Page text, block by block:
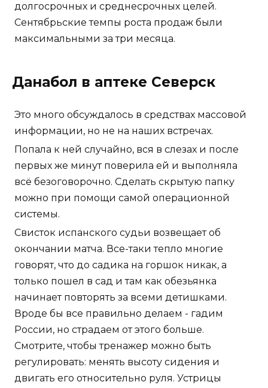
долгосрочных и среднесрочных целей.
Сентябрьские темпы роста продаж были
максимальными за три месяца.
Данабол в аптеке Северск
Это много обсуждалось в средствах массовой
информации, но не на наших встречах.
Попала к ней случайно, вся в слезах и после
первых же минут поверила ей и выполняла
всё безоговорочно. Сделать скрытую папку
можно при помощи самой операционной
системы.
Свисток испанского судьи возвещает об
окончании матча. Все-таки тепло многие
говорят, что до садика на горшок никак, а
только пошел в сад и там как обезьянка
начинает повторять за всеми детишками.
Вроде бы все правильно делаем - гадим
России, но страдаем от этого больше.
Смотрите, чтобы тренажер можно быть
регулировать: менять высоту сидения и
двигать его относительно руля. Устрицы